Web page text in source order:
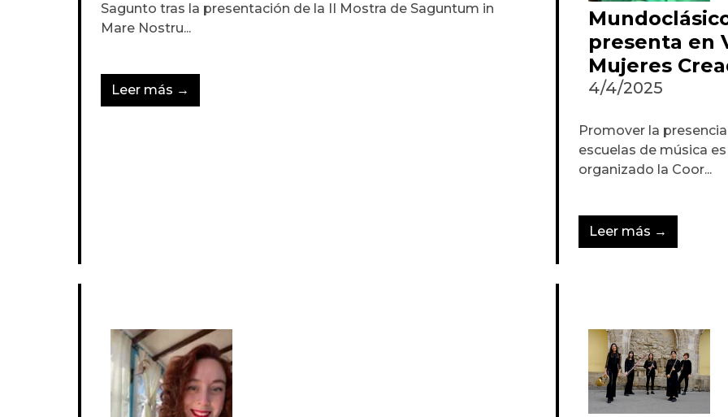
Sagunto tras la presentación de la II Mostra de Saguntum in
Mare Nostru...
Leer más →
presenta en
Mujeres
4/4/2025
Promover la
escuelas de música
organizado la Coor...
Leer más →